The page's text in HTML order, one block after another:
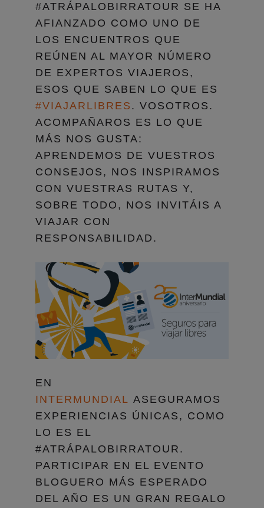
#ATRÁPALOBIRRATOUR SE HA
AFIANZADO COMO UNO DE
LOS ENCUENTROS QUE
REÚNEN AL MAYOR NÚMERO
DE EXPERTOS VIAJEROS,
ESOS QUE SABEN LO QUE ES
#VIAJARLIBRES . VOSOTROS.
ACOMPAÑAROS ES LO QUE
MÁS NOS GUSTA:
APRENDEMOS DE VUESTROS
CONSEJOS, NOS INSPIRAMOS
CON VUESTRAS RUTAS Y,
SOBRE TODO, NOS INVITÁIS A
VIAJAR CON
RESPONSABILIDAD.
EN
INTERMUNDIAL ASEGURAMOS
EXPERIENCIAS ÚNICAS, COMO
LO ES EL
#ATRÁPALOBIRRATOUR.
PARTICIPAR EN EL EVENTO
BLOGUERO MÁS ESPERADO
DEL AÑO ES UN GRAN REGALO